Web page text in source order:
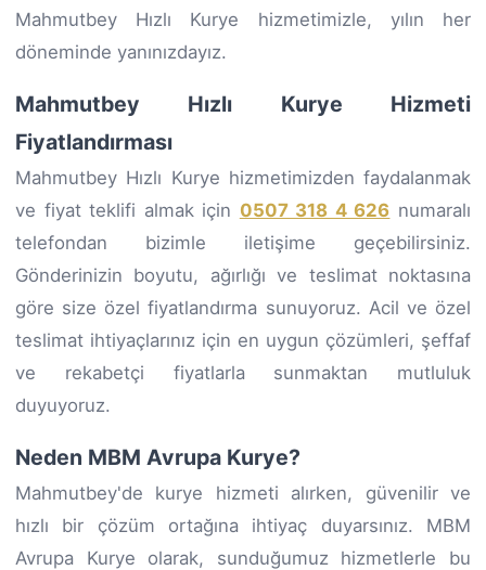
Mahmutbey Hızlı Kurye hizmetimizle, yılın her
döneminde yanınızdayız.
Mahmutbey Hızlı Kurye Hizmeti
Fiyatlandırması
Mahmutbey Hızlı Kurye hizmetimizden faydalanmak
ve fiyat teklifi almak için 0507 318 4 626 numaralı
telefondan bizimle iletişime geçebilirsiniz.
Gönderinizin boyutu, ağırlığı ve teslimat noktasına
göre size özel fiyatlandırma sunuyoruz. Acil ve özel
teslimat ihtiyaçlarınız için en uygun çözümleri, şeffaf
ve rekabetçi fiyatlarla sunmaktan mutluluk
duyuyoruz.
Neden MBM Avrupa Kurye?
Mahmutbey'de kurye hizmeti alırken, güvenilir ve
hızlı bir çözüm ortağına ihtiyaç duyarsınız. MBM
Avrupa Kurye olarak, sunduğumuz hizmetlerle bu